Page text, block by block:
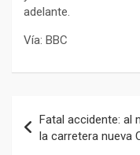
adelante.
Vía: BBC
de
Fatal accidente: al
la carretera nueva